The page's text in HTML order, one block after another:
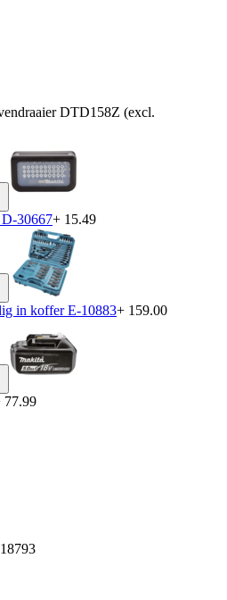
DTD158Z (excl.
30667+ 15.49
in koffer E-10883+ 159.00
77.99